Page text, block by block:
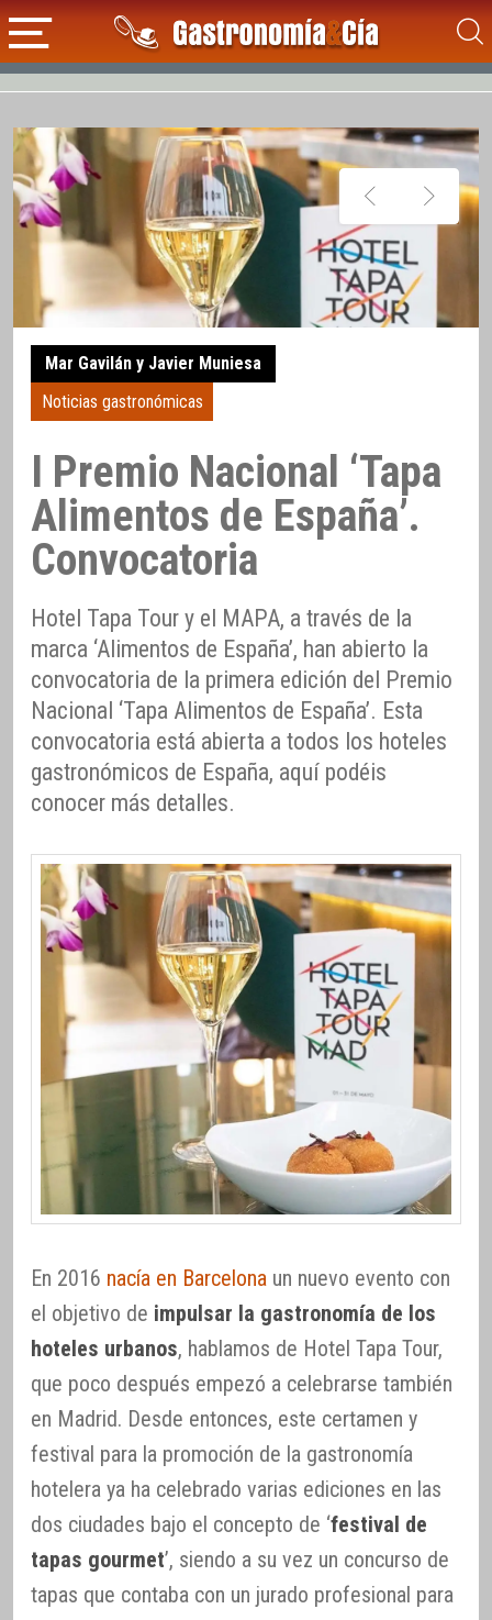
Mar Gavilán y Javier Muniesa
Noticias gastronómicas
I Premio Nacional ‘Tapa
Alimentos de España’.
Convocatoria
Hotel Tapa Tour y el MAPA, a través de la
marca ‘Alimentos de España’, han abierto la
convocatoria de la primera edición del Premio
Nacional ‘Tapa Alimentos de España’. Esta
convocatoria está abierta a todos los hoteles
gastronómicos de España, aquí podéis
conocer más detalles.
En 2016 nacía en Barcelona un nuevo evento con
el objetivo de impulsar la gastronomía de los
hoteles urbanos, hablamos de Hotel Tapa Tour,
que poco después empezó a celebrarse también
en Madrid. Desde entonces, este certamen y
festival para la promoción de la gastronomía
hotelera ya ha celebrado varias ediciones en las
dos ciudades bajo el concepto de ‘festival de
tapas gourmet’, siendo a su vez un concurso de
tapas que contaba con un jurado profesional para